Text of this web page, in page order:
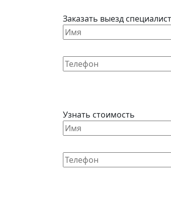
Заказать выезд
Узнать стоимость